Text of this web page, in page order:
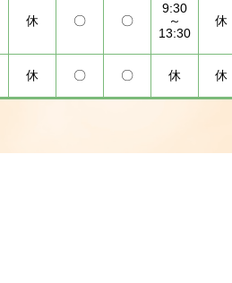
休 〇 〇
9:30
～
13:30
休
休 〇 〇 休 休